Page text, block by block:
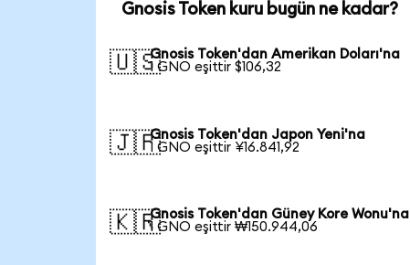
Gnosis Token kuru bugün ne kadar?
🇺🇸Gnosis Token'dan Amerikan Doları'na
1 GNO eşittir $106,32
🇯🇵Gnosis Token'dan Japon Yeni'na
1 GNO eşittir ¥16.841,92
🇰🇷Gnosis Token'dan Güney Kore Wonu'na
1 GNO eşittir ₩150.944,06